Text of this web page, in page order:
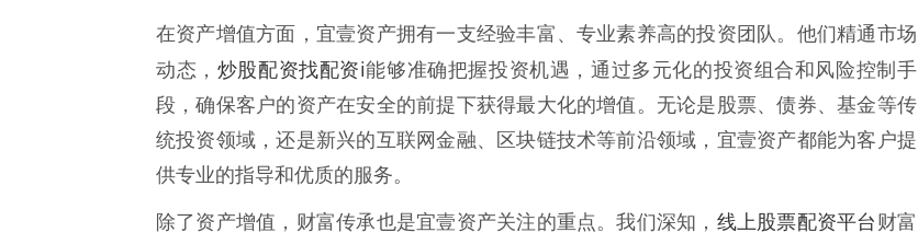
在资产增值方面，宜壹资产拥有一支经验丰富、专业素养高的投资团队。他们精通市场
动态， 炒股配资找配资i能够准确把握投资机遇，通过多元化的投资组合和风险控制手
段，确保客户的资产在安全的前提下获得最大化的增值。无论是股票、债券、基金等传
统投资领域，还是新兴的互联网金融、区块链技术等前沿领域，宜壹资产都能为客户提
供专业的指导和优质的服务。
除了资产增值，财富传承也是宜壹资产关注的重点。我们深知， 线上股票配资平台 财富